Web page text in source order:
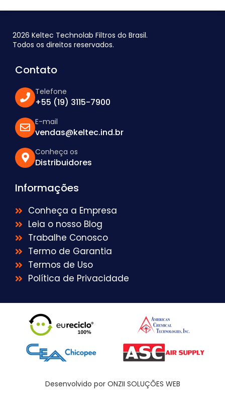
2026 Keltec Technolab Filtros do Brasil.
Todos os direitos reservados.
Contato
Telefone
+55 (19) 3115-7900
E-mail
vendas@keltec.ind.br
Conheça os
Distribuidores
Informações
Conheça a Empresa
Leia o nosso Blog
Trabalhe Conosco
Termo de Garantia
Termos de Uso
Política de Privacidade
Desenvolvido por ONZII SOLUÇÕES WEB